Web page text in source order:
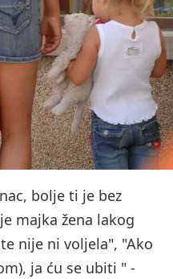
bolje ti je bez
majka žena lakog
nije ni voljela", "Ako
ja ću se ubiti " -